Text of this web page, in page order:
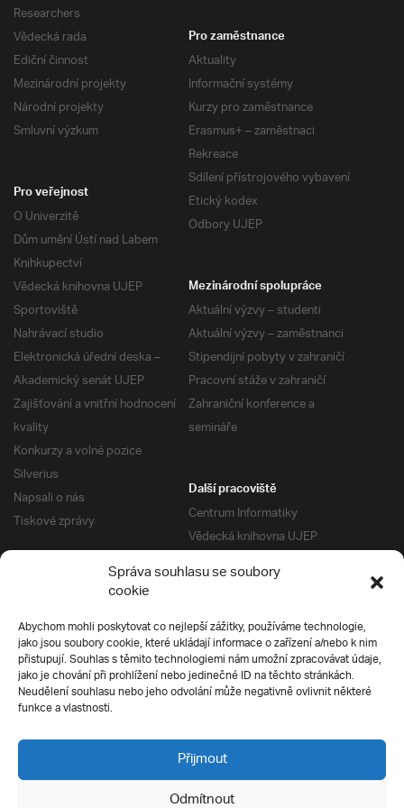
Správa souhlasu se soubory
cookie
Abychom mohli poskytovat co nejlepší zážitky, používáme technologie,
jako jsou soubory cookie, které ukládají informace o zařízení a/nebo k nim
přistupují. Souhlas s těmito technologiemi nám umožní zpracovávat údaje,
jako je chování při prohlížení nebo jedinečné ID na těchto stránkách.
Neudělení souhlasu nebo jeho odvolání může negativně ovlivnit některé
funkce a vlastnosti.
Přijmout
Odmítnout
Researchers
Vědecká rada
Ediční činnost
Mezinárodní projekty
Národní projekty
Smluvní výzkum
Pro zaměstnance
Aktuality
Informační systémy
Kurzy pro zaměstnance
Erasmus+ – zaměstnaci
Rekreace
Sdílení přístrojového vybavení
Etický kodex
Odbory UJEP
Pro veřejnost
O Univerzitě
Dům umění Ústí nad Labem
Knihkupectví
Vědecká knihovna UJEP
Sportoviště
Nahrávací studio
Elektronická úřední deska –
Akademický senát UJEP
Zajišťování a vnitřní hodnocení
kvality
Konkurzy a volné pozice
Silverius
Napsali o nás
Tiskové zprávy
Mezinárodní spolupráce
Aktuální výzvy – studenti
Aktuální výzvy – zaměstnanci
Stipendijní pobyty v zahraničí
Pracovní stáže v zahraničí
Zahraniční konference a
semináře
Další pracoviště
Centrum Informatiky
Vědecká knihovna UJEP
Správa kolejí a menz
Univerzitní centrum podpory
Silverius
Pro uchazeče
Přijímací řízení
E-prihlaska
Přípravné kurzy
Ochrana soukromí